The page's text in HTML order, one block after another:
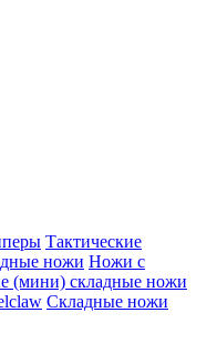
Тактические
ножи Ножи с
(мини) складные ножи
Складные ножи